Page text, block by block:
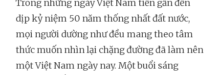
Trong những ngày Việt Nam tiến gần đến
dịp kỷ niệm 50 năm thống nhất đất nước,
mọi người dường như đều mang theo tâm
thức muốn nhìn lại chặng đường đã làm nên
một Việt Nam ngày nay. Một buổi sáng